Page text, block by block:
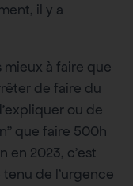
il y a
à faire que
de faire du
ou de
que faire 500h
en 2023, c’est
de l’urgence